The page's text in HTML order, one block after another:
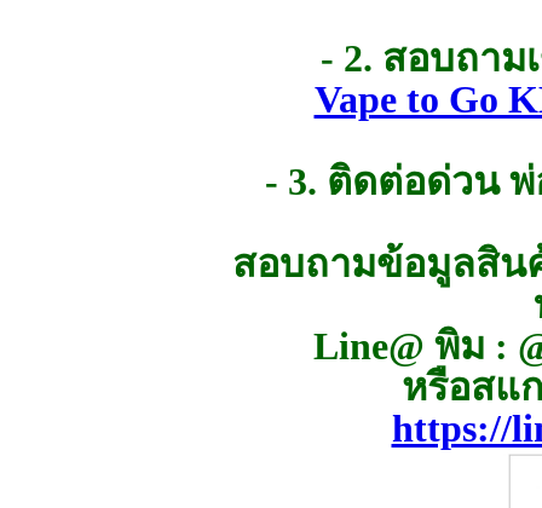
- 2. สอบถาม
Vape to Go
- 3. ติดต่อด่วน
สอบถามข้อมูลสิน
Line@ พิม :
หรือสแ
https://